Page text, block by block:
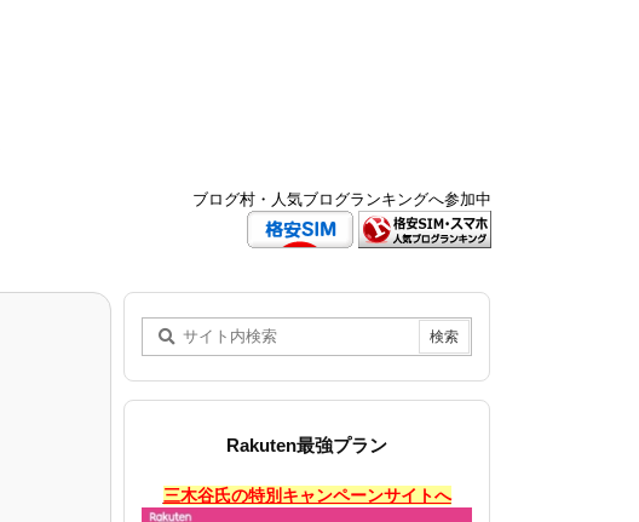
ブログ村・人気ブログランキングへ参加中
Rakuten最強プラン
三木谷氏の特別キャンペーンサイトへ